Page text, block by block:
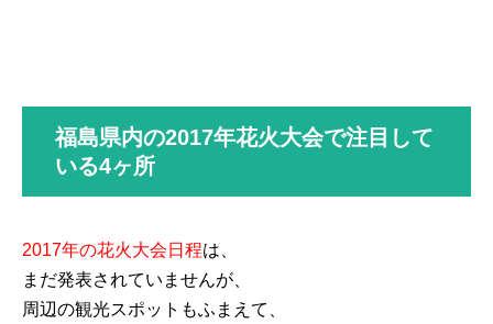
福島県内の2017年花火大会で注目して
いる4ヶ所
2017年の花火大会日程は、
まだ発表されていませんが、
周辺の観光スポットもふまえて、